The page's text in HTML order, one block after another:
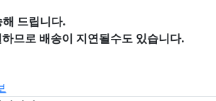
드립니다.
므로 배송이 지연될수도 있습니다.